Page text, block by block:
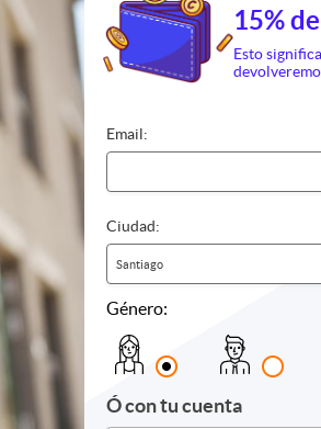
15%
Esto
Email:
Ciudad:
Santiago
Género:
Ó con tu cuenta
Hoteles Otros